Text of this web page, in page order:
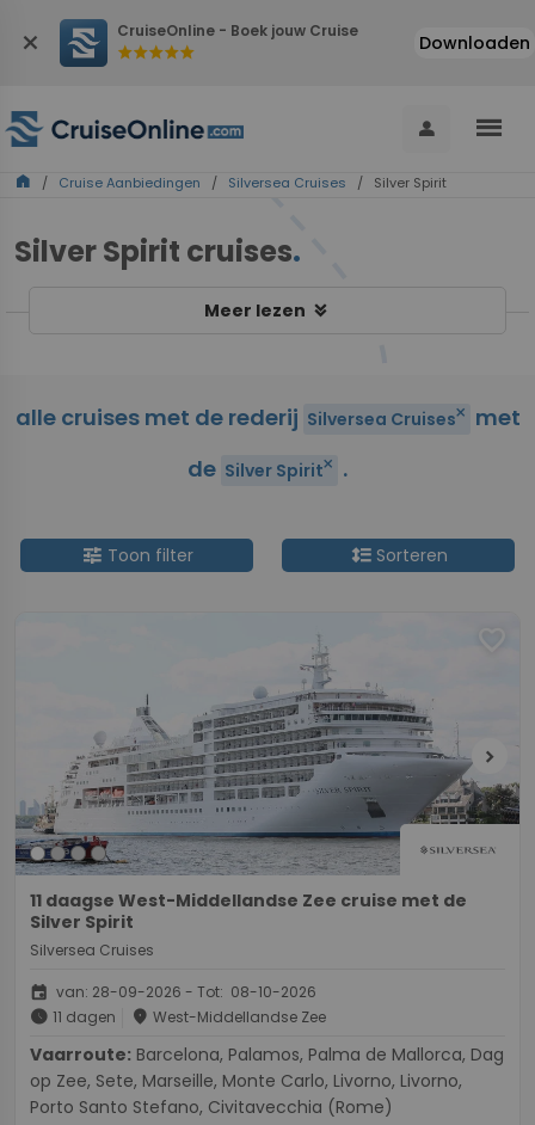
close CruiseOnline - Boek jouw Cruise
starstarstarstarstar Downloaden
person menu
home / Cruise Aanbiedingen / Silversea Cruises / Silver Spirit
Silver Spirit cruises.
Meer lezen keyboard_double_arrow_down
alle cruises met de rederij Silversea Cruisesclose
met
de Silver Spiritclose .
tune Toon filter format_line_spacingSorteren
chevron_right
11 daagse West-Middellandse Zee cruise met de
Silver Spirit
Silversea Cruises
event van: 28-09-2026 - Tot: 08-10-2026
schedule 11 dagen place West-Middellandse Zee
Vaarroute:
op Zee, Sete, Marseille, Monte Carlo, Livorno, Livorno,
Porto Santo Stefano, Civitavecchia (Rome)